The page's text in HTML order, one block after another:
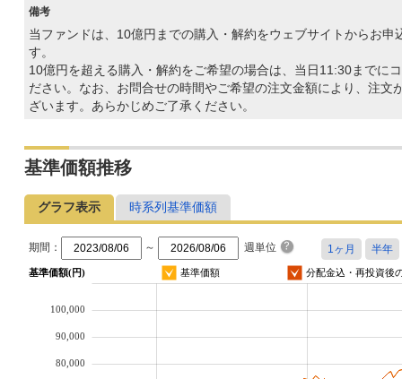
備考
当ファンドは、10億円までの購入・解約をウェブサイトからお申
す。
10億円を超える購入・解約をご希望の場合は、当日11:30までに
ださい。なお、お問合せの時間やご希望の注文金額により、注文
ざいます。あらかじめご了承ください。
基準価額推移
グラフ表示 時系列基準価額
期間： ～ 週単位
基準価額(円) 基準価額 分配金込・再投資後
80,000
90,000
100,000